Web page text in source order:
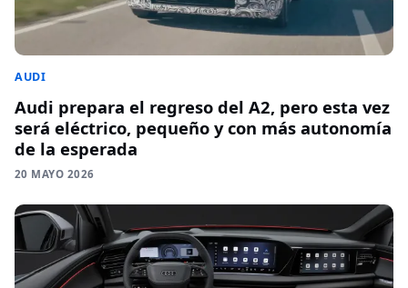
AUDI
Audi prepara el regreso del A2, pero esta vez
será eléctrico, pequeño y con más autonomía
de la esperada
20 MAYO 2026